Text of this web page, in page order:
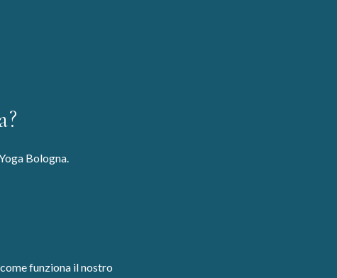
Bologna.
funziona il nostro